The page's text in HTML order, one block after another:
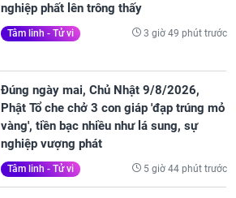
nghiệp phất lên trông thấy
Tâm linh - Tử vi 3 giờ 49 phút trước
Đúng ngày mai, Chủ Nhật 9/8/2026,
Phật Tổ che chở 3 con giáp 'đạp trúng mỏ
vàng', tiền bạc nhiều như lá sung, sự
nghiệp vượng phát
Tâm linh - Tử vi 5 giờ 44 phút trước